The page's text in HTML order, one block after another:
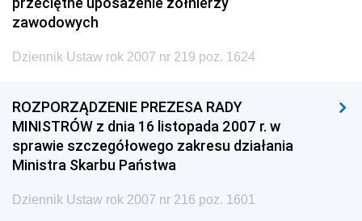
zawodowych
Dziennik Ustaw rok 2007 nr 219 poz. 1624
ROZPORZĄDZENIE PREZESA RADY
MINISTRÓW z dnia 16 listopada 2007 r. w
sprawie szczegółowego zakresu działania
Ministra Skarbu Państwa
Dziennik Ustaw rok 2007 nr 216 poz. 1601